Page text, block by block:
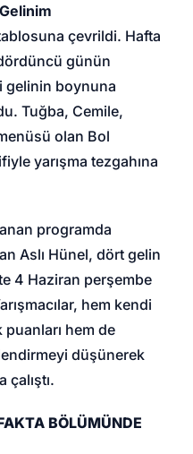
Gelinim
çevrildi. Hafta
günün
gelinin boynuna
Tuğba, Cemile,
olan Bol
yarışma tezgahına
programda
Aslı Hünel, dört gelin
4 Haziran perşembe
hem kendi
hem de
düşünerek
çalıştı.
BÖLÜMÜNDE